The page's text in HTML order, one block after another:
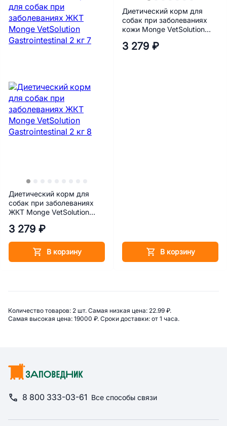
Диетический корм для
собак при заболеваниях
ЖКТ Monge VetSolution
3 279 ₽
В корзину
Диетический корм для
собак при заболеваниях
кожи Monge VetSolution
3 279 ₽
В корзину
Сводная информация по
Количество товаров: 2 шт. Самая низкая цена: 22.99 ₽.
Самая высокая цена: 19000 ₽. Сроки доставки: от 1 часа.
8 800 333-03-61 Все способы связи